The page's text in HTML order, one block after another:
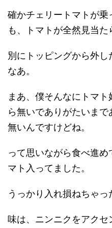
確かチェリートマトが
も、トマトが全然見当た
別にトッピングから外
なあ。
まあ、僕そんなにトマ
ら無いでありがたいま
無いんですけどね。
って思いながら食べ進
マト入ってました。
うっかり入れ損ねちゃっ
味は、ニンニクをアク